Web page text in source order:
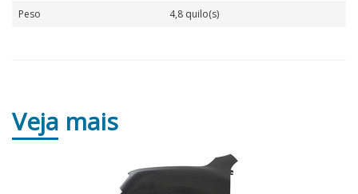
Peso
4,8 quilo(s)
Veja mais